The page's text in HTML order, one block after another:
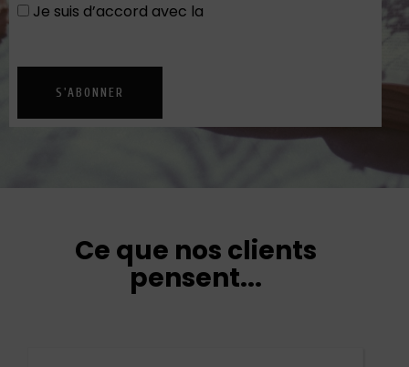
Je suis d’accord avec la
S'ABONNER
Ce que nos clients
pensent...